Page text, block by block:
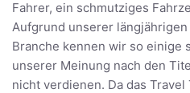
Fahrer, ein schmutziges
Aufgrund unserer
Branche kennen wir so einige
unserer Meinung nach den
nicht verdienen. Da das